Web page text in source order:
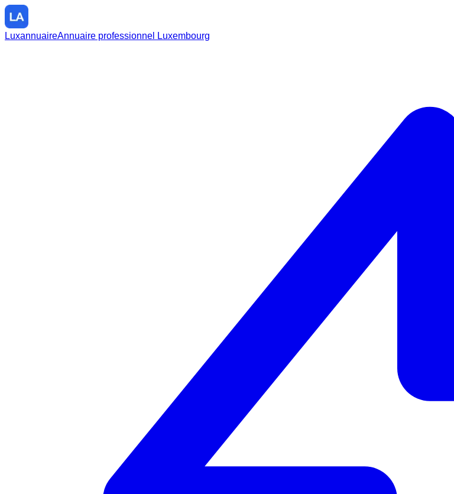
LuxannuaireAnnuaire professionnel Luxembourg